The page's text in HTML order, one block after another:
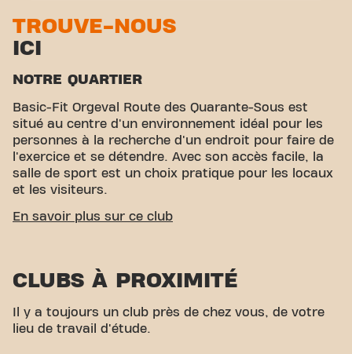
TROUVE-NOUS
ICI
NOTRE QUARTIER
Basic-Fit Orgeval Route des Quarante-Sous est
situé au centre d'un environnement idéal pour les
personnes à la recherche d'un endroit pour faire de
l'exercice et se détendre. Avec son accès facile, la
salle de sport est un choix pratique pour les locaux
et les visiteurs.
ACCESSIBILITÉ FACILE
transport : Parking :Le stationnement est
de vivre" est accessible à pied. Avec notre
emplacement central et nos connexions de
En savoir plus sur ce club
CLUBS À PROXIMITÉ
Il y a toujours un club près de chez vous, de votre
lieu de travail d'étude.